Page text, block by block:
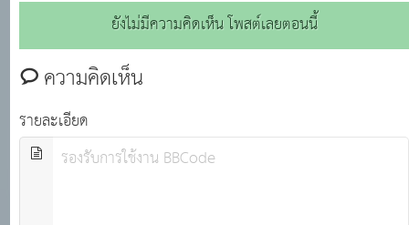
ยังไม่มีความคิดเห็น โพสต์เลยตอนนี้
ความคิดเห็น
รายละเอียด